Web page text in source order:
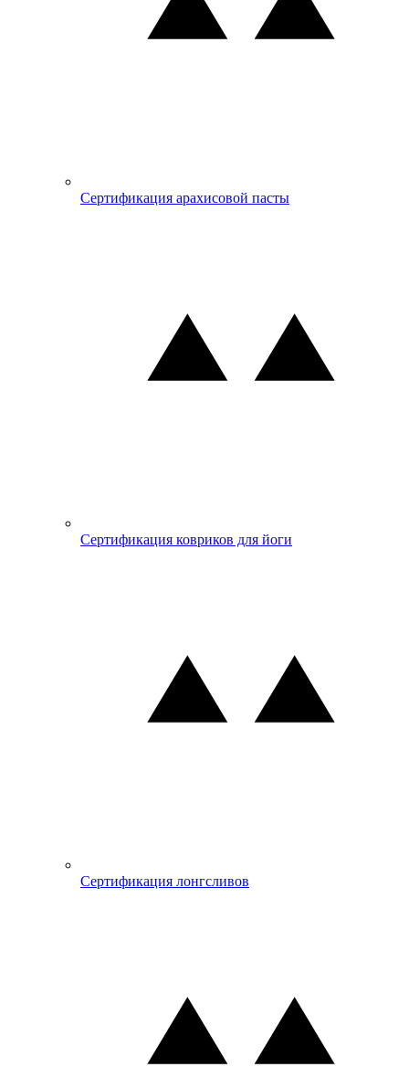
Сертификация арахисовой пасты
Сертификация ковриков для йоги
Сертификация лонгсливов